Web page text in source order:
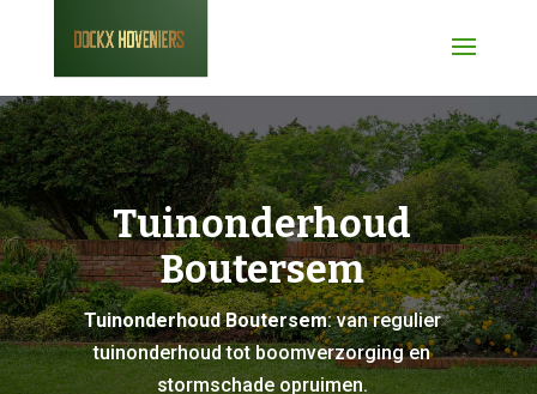
Tuinonderhoud
Boutersem
Tuinonderhoud Boutersem: van regulier
tuinonderhoud tot boomverzorging en
stormschade opruimen.